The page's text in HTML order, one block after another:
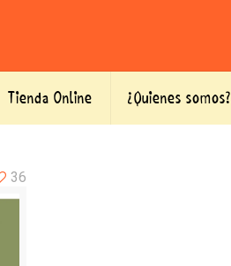
Tienda Online ¿Quienes somos?
36